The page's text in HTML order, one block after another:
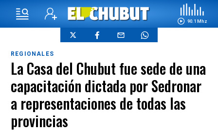
90.1 Mhz
REGIONALES
La Casa del Chubut fue sede de una
capacitación dictada por Sedronar
a representaciones de todas las
provincias